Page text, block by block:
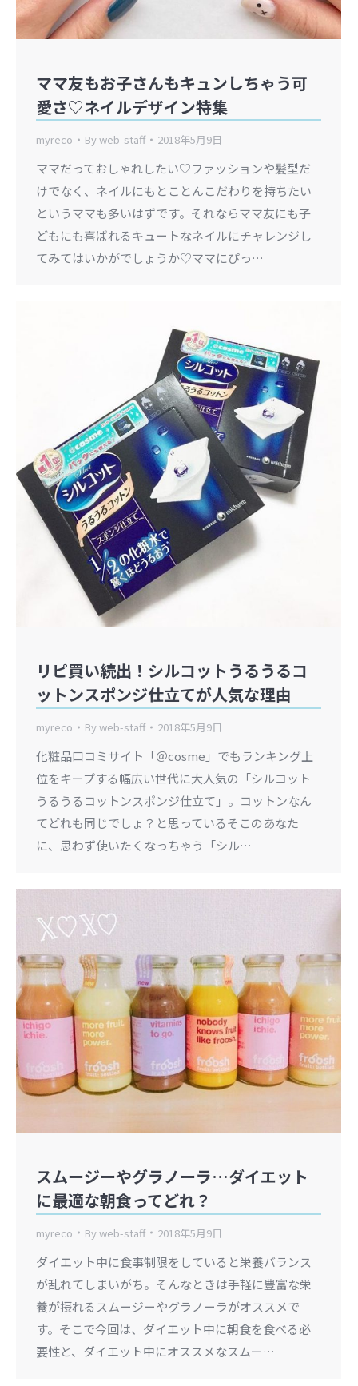
ママ友もお子さんもキュンしちゃう可
愛さ♡ネイルデザイン特集
myreco Byweb-staff 2018年5月9日
ママだっておしゃれしたい♡ファッションや髪型だ
けでなく、ネイルにもとことんこだわりを持ちたい
というママも多いはずです。それならママ友にも子
どもにも喜ばれるキュートなネイルにチャレンジし
てみてはいかがでしょうか♡ママにぴっ…
リピ買い続出！シルコットうるうるコ
ットンスポンジ仕立てが人気な理由
myreco Byweb-staff 2018年5月9日
化粧品口コミサイト「＠cosme」でもランキング上
位をキープする幅広い世代に大人気の「シルコット
うるうるコットンスポンジ仕立て」。コットンなん
てどれも同じでしょ？と思っているそこのあなた
に、思わず使いたくなっちゃう「シル…
スムージーやグラノーラ…ダイエット
に最適な朝食ってどれ？
myreco Byweb-staff 2018年5月9日
ダイエット中に食事制限をしていると栄養バランス
が乱れてしまいがち。そんなときは手軽に豊富な栄
養が摂れるスムージーやグラノーラがオススメで
す。そこで今回は、ダイエット中に朝食を食べる必
要性と、ダイエット中にオススメなスムー…